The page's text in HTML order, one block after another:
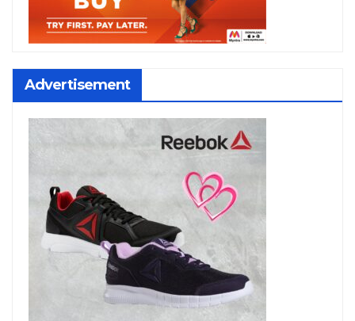
Advertisement